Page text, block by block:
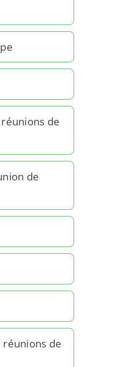
de
de
réunions de